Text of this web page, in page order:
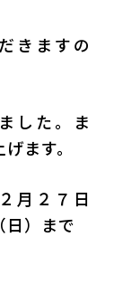
きますの
した。ま
ます。
月２７日
日）まで